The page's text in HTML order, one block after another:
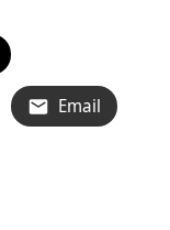
Email